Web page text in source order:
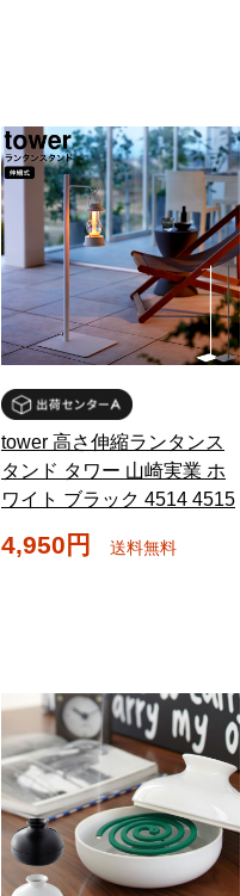
tower 高さ伸縮ランタンス
タンド タワー 山崎実業 ホ
ワイト ブラック 4514 4515
4,950円 送料無料